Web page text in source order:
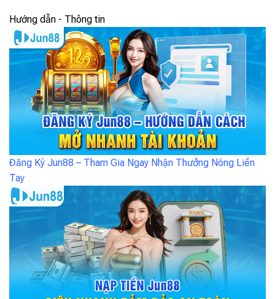
Hướng dẫn - Thông tin
Đăng Ký Jun88 – Tham Gia Ngay Nhận Thưởng Nóng Liền
Tay